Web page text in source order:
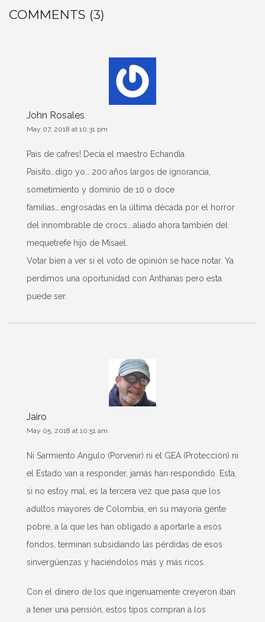
COMMENTS (3)
John Rosales
May 07, 2018 at 10:31 pm
Pais de cafres! Decía el maestro Echandía.
Paisito…digo yo… 200 años largos de ignorancia,
sometimiento y dominio de 10 o doce
familias….engrosadas en la última década por el horror
del innombrable de crocs….aliado ahora también del
mequetrefe hijo de Misael.
Votar bien a ver si el voto de opinión se hace notar. Ya
perdimos una oportunidad con Anthanas pero esta
puede ser.
Jairo
May 05, 2018 at 10:51 am
Ni Sarmiento Angulo (Porvenir) ni el GEA (Protección) ni
el Estado van a responder, jamás han respondido. Esta,
si no estoy mal, es la tercera vez que pasa que los
adultos mayores de Colombia, en su mayoría gente
pobre, a la que les han obligado a aportarle a esos
fondos, terminan subsidiando las pérdidas de esos
sinvergüenzas y haciéndolos más y más ricos.
Con el dinero de los que ingenuamente creyeron iban
a tener una pensión, estos tipos compran a los